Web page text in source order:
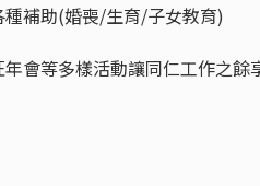
補助(婚喪/生育/子女教育)
會等多樣活動讓同仁工作之餘